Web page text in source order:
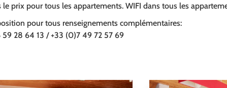
prix pour tous les appartements. WIFI dans tous les
pour tous renseignements complémentaires:
59 28 64 13 / +33 (0)7 49 72 57 69